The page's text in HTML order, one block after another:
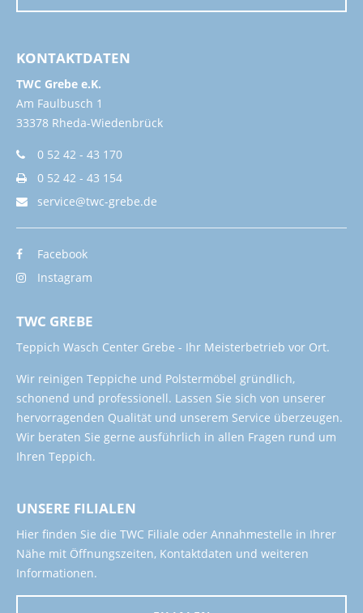
KONTAKTDATEN
TWC Grebe e.K.
Am Faulbusch 1
33378 Rheda-Wiedenbrück
0 52 42 - 43 170
0 52 42 - 43 154
service@twc-grebe.de
Facebook
Instagram
TWC GREBE
Teppich Wasch Center Grebe - Ihr Meisterbetrieb vor Ort.
Wir reinigen Teppiche und Polstermöbel gründlich,
schonend und professionell. Lassen Sie sich von unserer
hervorragenden Qualität und unserem Service überzeugen.
Wir beraten Sie gerne ausführlich in allen Fragen rund um
Ihren Teppich.
UNSERE FILIALEN
Hier finden Sie die TWC Filiale oder Annahmestelle in Ihrer
Nähe mit Öffnungszeiten, Kontaktdaten und weiteren
Informationen.